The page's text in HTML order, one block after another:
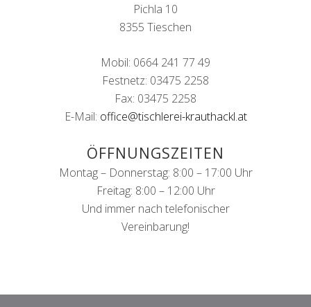
Pichla 10
8355 Tieschen
Mobil: 0664 241 77 49
Festnetz: 03475 2258
Fax: 03475 2258
E-Mail: office@tischlerei-krauthackl.at
ÖFFNUNGSZEITEN
Montag – Donnerstag: 8:00 – 17:00 Uhr
Freitag: 8:00 – 12:00 Uhr
Und immer nach telefonischer
Vereinbarung!